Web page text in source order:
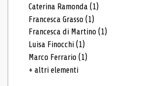
Caterina Ramonda(1)
Francesca Grasso(1)
Francesca di Martino(1)
Luisa Finocchi(1)
Marco Ferrario(1)
+ altri elementi